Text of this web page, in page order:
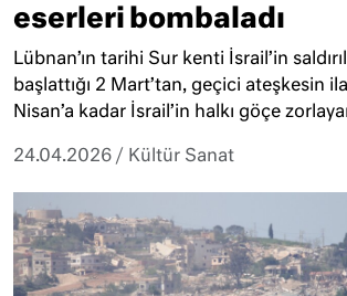
eserleri bombaladı
Lübnan’ın tarihi Sur kenti İsrail’in
başlattığı 2 Mart’tan, geçici ateşkesin
Nisan’a kadar İsrail’in halkı göçe
24.04.2026 / Kültür Sanat